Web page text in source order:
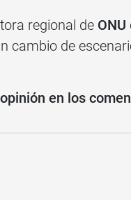
regional de ONU
cambio de
en los